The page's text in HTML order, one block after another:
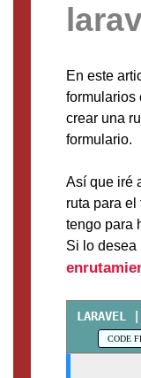
En este
formularios
crear una
formulario.
Así que iré
ruta para
tengo para
Si lo desea